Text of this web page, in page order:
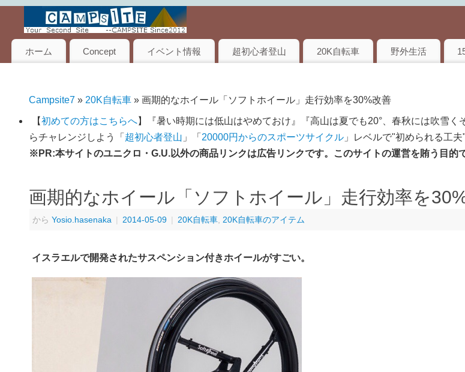
ホーム Concept イベント情報 超初心者登山 20K自転車 野外生活
Campsite7 » 20K自転車 » 画期的なホイール「ソフトホイール」走行効率を30%改善
【初めての方はこちらへ】『暑い時期には低山はやめておけ』『高山は夏でも20°、春秋には吹雪
らチャレンジしよう「 超初心者登山 」「 20000円からのスポーツサイクル 」レベルで"初められる工夫
※PR:本サイトのユニクロ・G.U.以外の商品リンクは広告リンクです。このサイトの運営を賄う目的
画期的なホイール「ソフトホイール」走行効率を
から Yosio.hasenaka | 2014-05-09 | 20K自転車 20K自転車のアイテム
イスラエルで開発されたサスペンション付きホイールがすごい。